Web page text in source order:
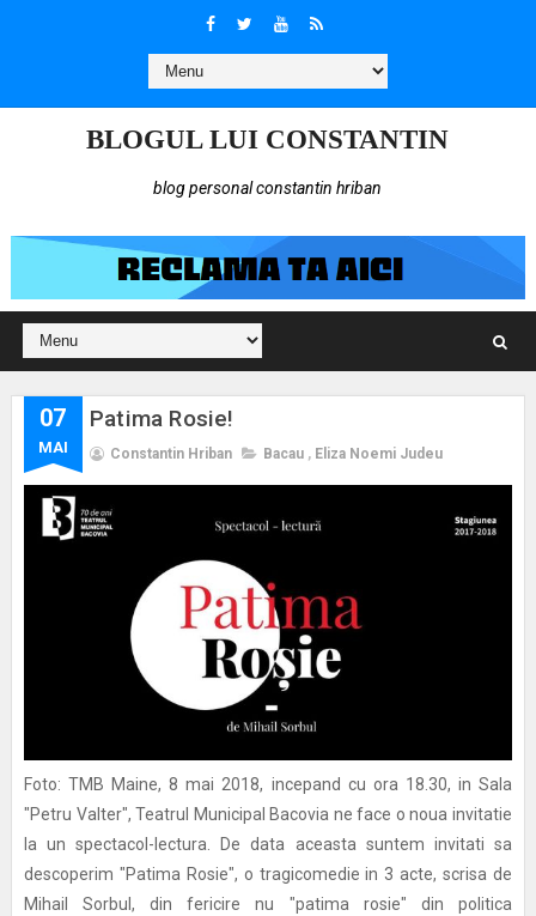
BLOGUL LUI CONSTANTIN
blog personal constantin hriban
07
MAI
Patima Rosie!
Constantin Hriban Bacau , Eliza Noemi Judeu
Foto: TMB Maine, 8 mai 2018, incepand cu ora 18.30, in Sala
"Petru Valter", Teatrul Municipal Bacovia ne face o noua invitatie
la un spectacol-lectura. De data aceasta suntem invitati sa
descoperim "Patima Rosie", o tragicomedie in 3 acte, scrisa de
Mihail Sorbul, din fericire nu "patima rosie" din politica